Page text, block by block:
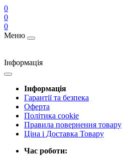
0
0
0
Меню
Інформація
Інформація
Гарантії та безпека
Оферта
Політика cookie
Правила повернення товару
Ціна і Доставка Товару
Час роботи: